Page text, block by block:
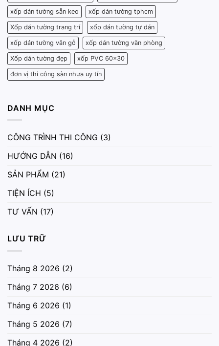
xốp dán tường sẵn keo xốp dán tường tphcm
Xốp dán tường trang trí xốp dán tường tự dán
xốp dán tường vân gỗ xốp dán tường văn phòng
Xốp dán tường đẹp xốp PVC 60x30
đơn vị thi công sàn nhựa uy tín
DANH MỤC
CÔNG TRÌNH THI CÔNG (3)
HƯỚNG DẪN (16)
SẢN PHẨM (21)
TIỆN ÍCH (5)
TƯ VẤN (17)
LƯU TRỮ
Tháng 8 2026 (2)
Tháng 7 2026 (6)
Tháng 6 2026 (1)
Tháng 5 2026 (7)
Tháng 4 2026 (2)